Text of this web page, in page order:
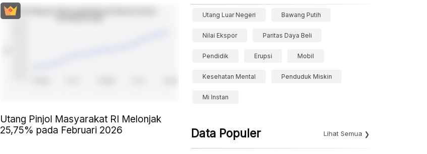
Utang Pinjol Masyarakat RI Melonjak
25,75% pada Februari 2026
Utang Luar Negeri Bawang Putih
Nilai Ekspor Paritas Daya Beli
Pendidik Erupsi Mobil
Kesehatan Mental Penduduk Miskin
Mi Instan
Data Populer Lihat Semua